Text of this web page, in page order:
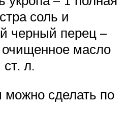
соль и
черный перец –
масло
л.
можно сделать по